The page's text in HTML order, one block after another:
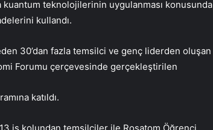
teknolojilerinin uygulanması konusunda
kullandı.
30’dan fazla temsilci ve genç liderden oluşan
Forumu çerçevesinde gerçekleştirilen
katıldı.
iş kolundan temsilciler ile Rosatom Öğrenci